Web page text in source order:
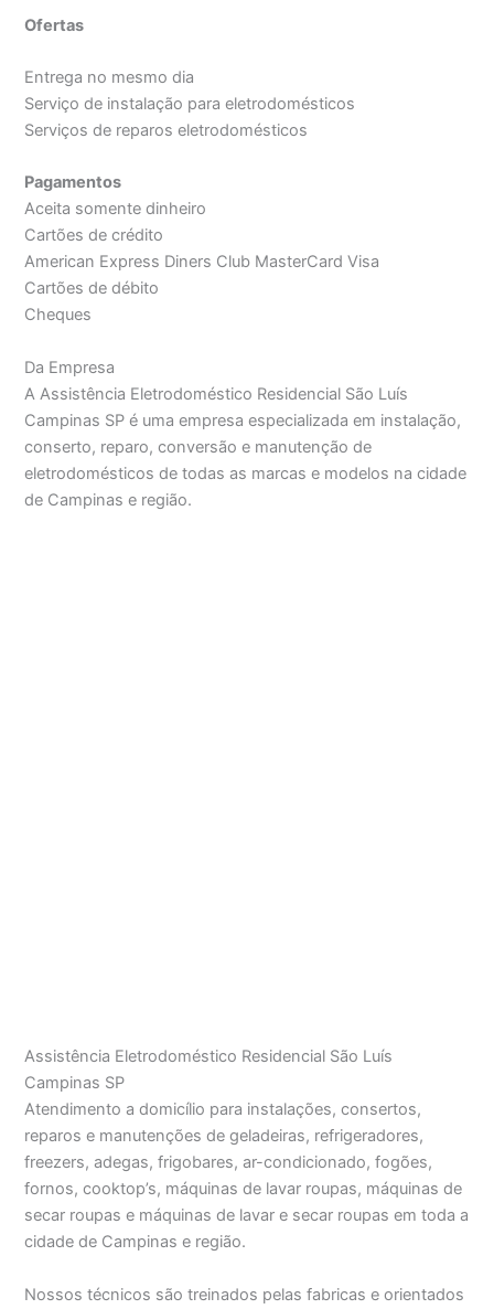
Ofertas
Entrega no mesmo dia
Serviço de instalação para eletrodomésticos
Serviços de reparos eletrodomésticos
Pagamentos
Aceita somente dinheiro
Cartões de crédito
American Express Diners Club MasterCard Visa
Cartões de débito
Cheques
Da Empresa
A Assistência Eletrodoméstico Residencial São Luís
Campinas SP é uma empresa especializada em instalação,
conserto, reparo, conversão e manutenção de
eletrodomésticos de todas as marcas e modelos na cidade
de Campinas e região.
Assistência Eletrodoméstico Residencial São Luís
Campinas SP
Atendimento a domicílio para instalações, consertos,
reparos e manutenções de geladeiras, refrigeradores,
freezers, adegas, frigobares, ar-condicionado, fogões,
fornos, cooktop’s, máquinas de lavar roupas, máquinas de
secar roupas e máquinas de lavar e secar roupas em toda a
cidade de Campinas e região.
Nossos técnicos são treinados pelas fabricas e orientados